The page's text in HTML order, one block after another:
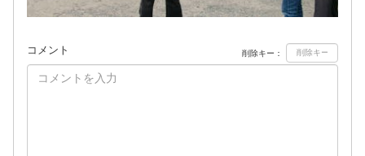
コメント 削除キー：